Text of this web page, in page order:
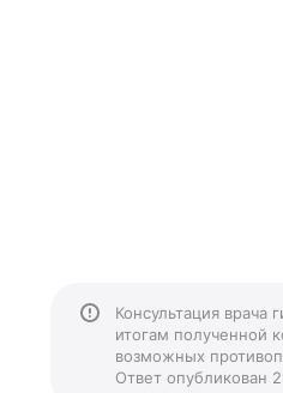
Консультация врача
итогам полученной
возможных
Ответ опубликован